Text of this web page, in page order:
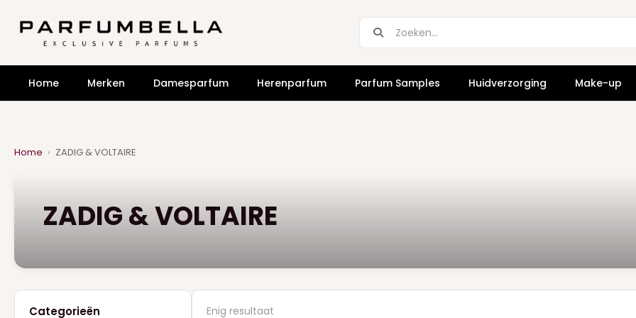
Home Merken Damesparfum Herenparfum Parfum Samples Huidverzorging Make-up
Home › ZADIG & VOLTAIRE
ZADIG & VOLTAIRE
Categorieën Enig resultaat